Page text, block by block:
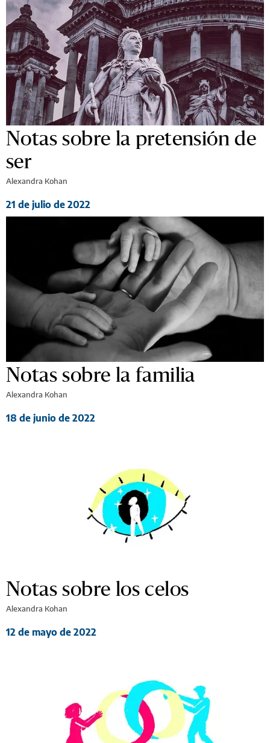
Notas sobre la pretensión de
ser
Alexandra Kohan
21 de julio de 2022
Notas sobre la familia
Alexandra Kohan
18 de junio de 2022
Notas sobre los celos
Alexandra Kohan
12 de mayo de 2022